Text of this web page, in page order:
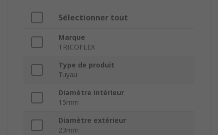
Sélectionner tout
Marque
TRICOFLEX
Type de produit
Tuyau
Diamètre intérieur
15mm
Diamètre extérieur
23mm